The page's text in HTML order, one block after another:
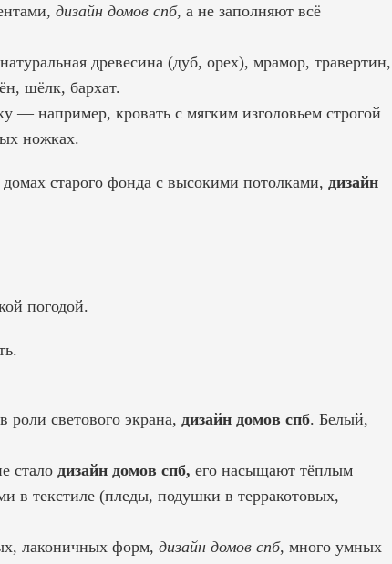
дизайн домов спб, а не заполняют всё
древесина (дуб, орех), мрамор, травертин,
шёлк, бархат.
— например, кровать с мягким изголовьем строгой
ножках.
старого фонда с высокими потолками, дизайн
погодой.
светового экрана, дизайн домов спб. Белый,
стало дизайн домов спб, его насыщают тёплым
в текстиле (пледы, подушки в терракотовых,
лаконичных форм, дизайн домов спб, много умных